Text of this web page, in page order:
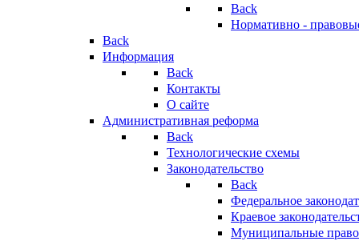
Back
Нормативно -
Back
Информация
Back
Контакты
О сайте
Административная реформа
Back
Технологические схемы
Законодательство
Back
Федеральное
Краевое
Муниципальные